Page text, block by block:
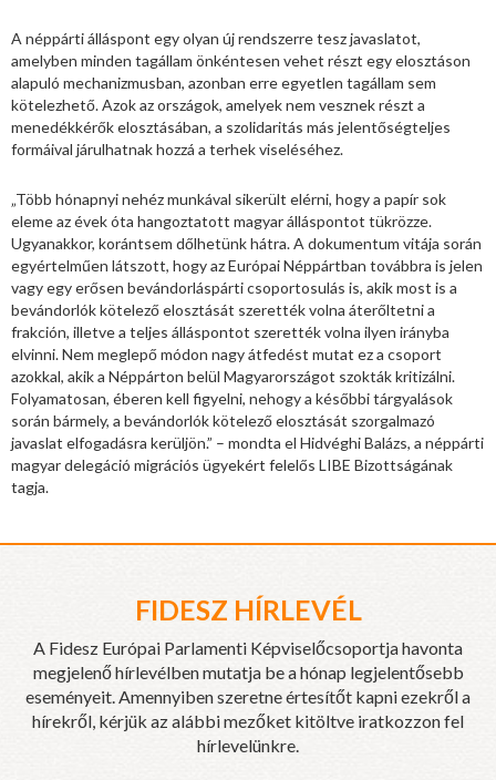
A néppárti álláspont egy olyan új rendszerre tesz javaslatot,
amelyben minden tagállam önkéntesen vehet részt egy elosztáson
alapuló mechanizmusban, azonban erre egyetlen tagállam sem
kötelezhető. Azok az országok, amelyek nem vesznek részt a
menedékkérők elosztásában, a szolidaritás más jelentőségteljes
formáival járulhatnak hozzá a terhek viseléséhez.
„Több hónapnyi nehéz munkával sikerült elérni, hogy a papír sok
eleme az évek óta hangoztatott magyar álláspontot tükrözze.
Ugyanakkor, korántsem dőlhetünk hátra. A dokumentum vitája során
egyértelműen látszott, hogy az Európai Néppártban továbbra is jelen
vagy egy erősen bevándorláspárti csoportosulás is, akik most is a
bevándorlók kötelező elosztását szerették volna áterőltetni a
frakción, illetve a teljes álláspontot szerették volna ilyen irányba
elvinni. Nem meglepő módon nagy átfedést mutat ez a csoport
azokkal, akik a Néppárton belül Magyarországot szokták kritizálni.
Folyamatosan, éberen kell figyelni, nehogy a későbbi tárgyalások
során bármely, a bevándorlók kötelező elosztását szorgalmazó
javaslat elfogadásra kerüljön.” – mondta el Hidvéghi Balázs, a néppárti
magyar delegáció migrációs ügyekért felelős LIBE Bizottságának
tagja.
FIDESZ HÍRLEVÉL
A Fidesz Európai Parlamenti Képviselőcsoportja havonta
megjelenő hírlevélben mutatja be a hónap legjelentősebb
eseményeit. Amennyiben szeretne értesítőt kapni ezekről a
hírekről, kérjük az alábbi mezőket kitöltve iratkozzon fel
hírlevelünkre.